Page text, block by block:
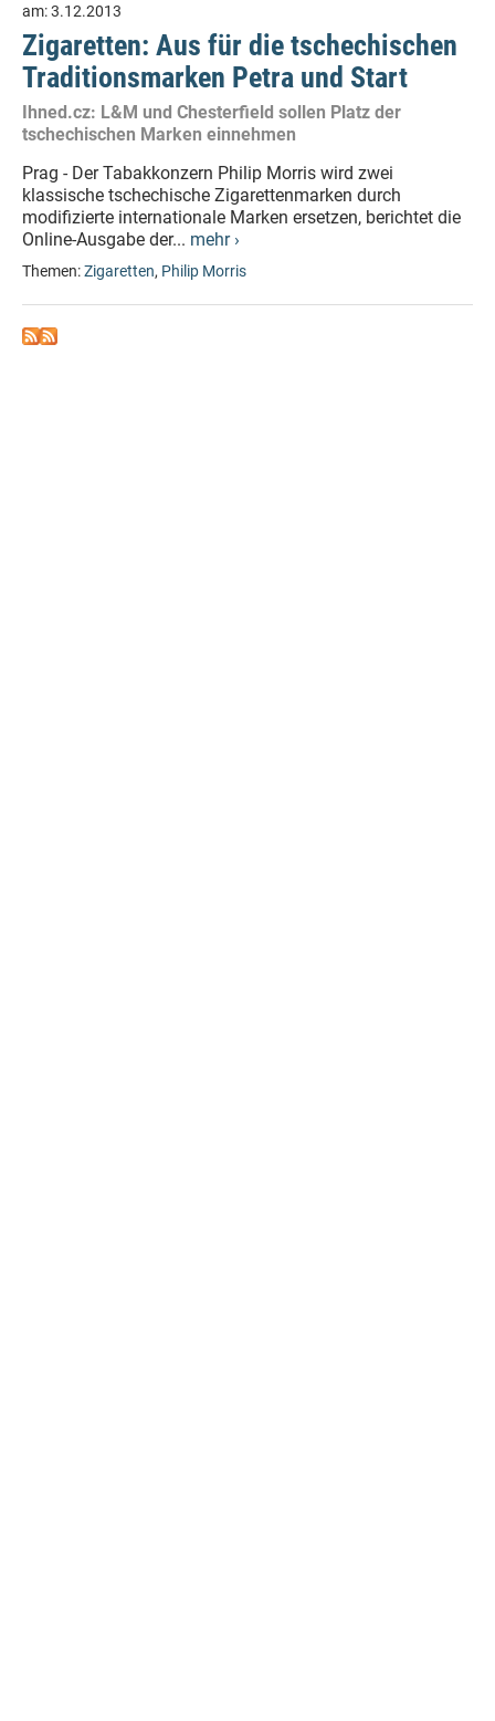
am:3.12.2013
Zigaretten: Aus für die tschechischen
Traditionsmarken Petra und Start
Ihned.cz: L&M und Chesterfield sollen Platz der
tschechischen Marken einnehmen
Prag - Der Tabakkonzern Philip Morris wird zwei
klassische tschechische Zigarettenmarken durch
modifizierte internationale Marken ersetzen, berichtet die
Online-Ausgabe der... mehr ›
Themen:Zigaretten, Philip Morris